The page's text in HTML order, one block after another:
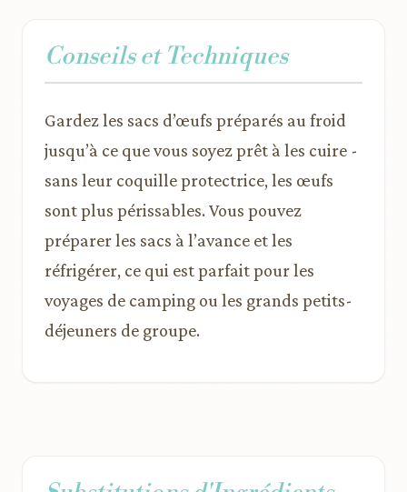
Conseils et Techniques
Gardez les sacs d’œufs préparés au froid
jusqu’à ce que vous soyez prêt à les cuire -
sans leur coquille protectrice, les œufs
sont plus périssables. Vous pouvez
préparer les sacs à l’avance et les
réfrigérer, ce qui est parfait pour les
voyages de camping ou les grands petits-
déjeuners de groupe.